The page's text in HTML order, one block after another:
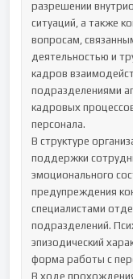
разрешении
ситуаций, а также
вопросам,
деятельностью и
кадров
подразделениями
кадровых
персонала.
В структуре
поддержки
эмоционального
предупреждения
специалистами
подразделений.
эпизодический
форма работы с
В ходе